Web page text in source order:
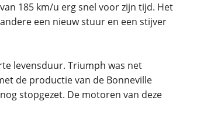
185 km/u erg snel voor zijn tijd. Het
een nieuw stuur en een stijver
levensduur. Triumph was net
de productie van de Bonneville
stopgezet. De motoren van deze